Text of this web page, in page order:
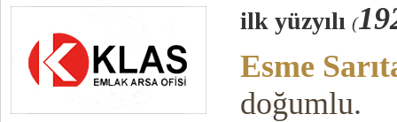
ilk yüzyılı (
Esme
doğumlu.